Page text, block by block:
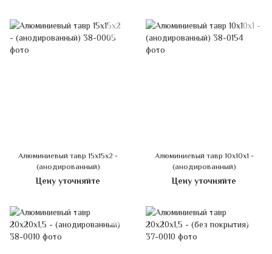
Алюминиевый тавр 15х15х2 -
(анодированный)
Цену уточняйте
Алюминиевый тавр 10х10х1 -
(анодированный)
Цену уточняйте